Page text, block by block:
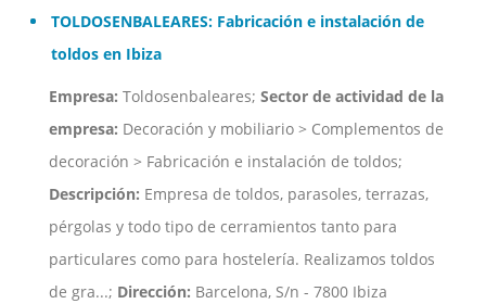
TOLDOSENBALEARES: Fabricación e instalación de
toldos en Ibiza
Empresa: Toldosenbaleares; Sector de actividad de la
empresa: Decoración y mobiliario > Complementos de
decoración > Fabricación e instalación de toldos;
Descripción: Empresa de toldos, parasoles, terrazas,
pérgolas y todo tipo de cerramientos tanto para
particulares como para hostelería. Realizamos toldos
de gra...; Dirección: Barcelona, S/n - 7800 Ibiza